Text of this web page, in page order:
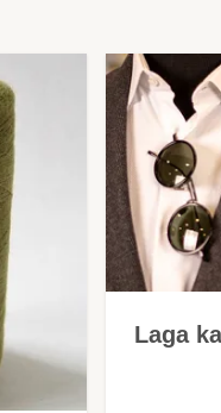
Laga